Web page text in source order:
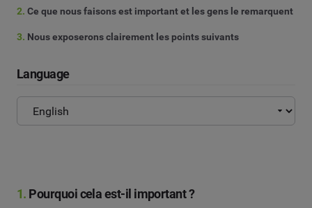
2. Ce que nous faisons est important et les gens le remarquent
3. Nous exposerons clairement les points suivants
Language
1. Pourquoi cela est-il important ?